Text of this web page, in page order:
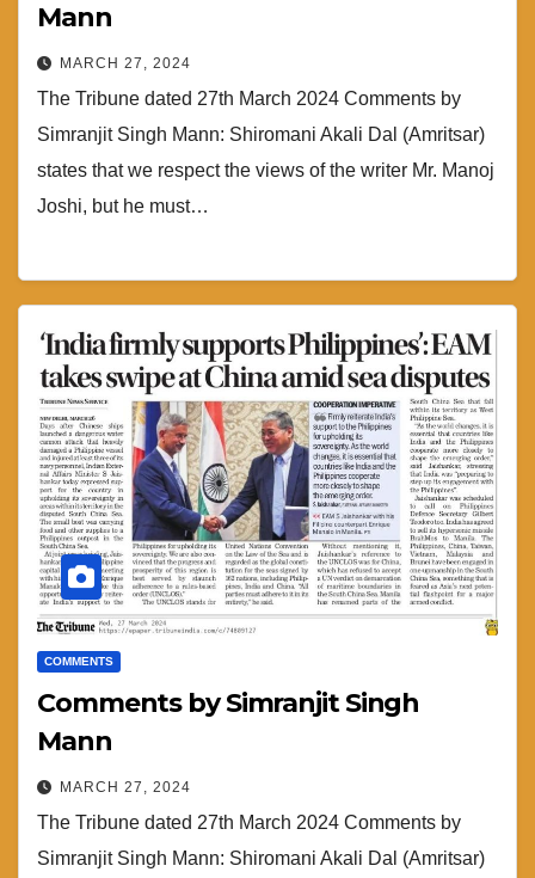
Mann
MARCH 27, 2024
The Tribune dated 27th March 2024 Comments by
Simranjit Singh Mann: Shiromani Akali Dal (Amritsar)
states that we respect the views of the writer Mr. Manoj
Joshi, but he must…
COMMENTS
Comments by Simranjit Singh
Mann
MARCH 27, 2024
The Tribune dated 27th March 2024 Comments by
Simranjit Singh Mann: Shiromani Akali Dal (Amritsar)